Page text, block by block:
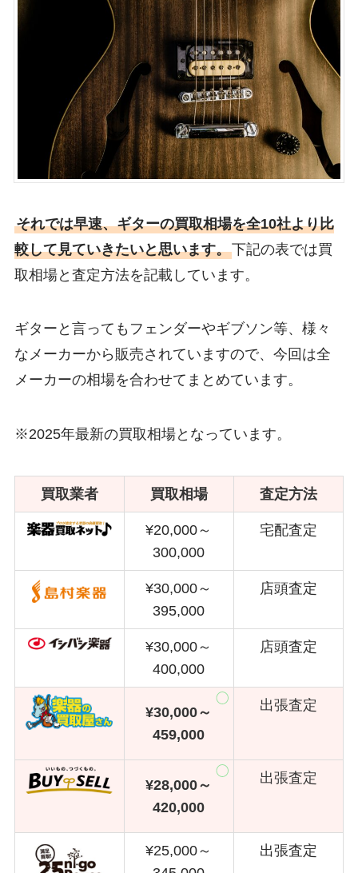
それでは早速、ギターの買取相場を全10社より比
較して見ていきたいと思います。下記の表では買
取相場と査定方法を記載しています。
ギターと言ってもフェンダーやギブソン等、様々
なメーカーから販売されていますので、今回は全
メーカーの相場を合わせてまとめています。
※2025年最新の買取相場となっています。
買取業者 買取相場 査定方法
¥20,000～
300,000
宅配査定
¥30,000～
395,000
店頭査定
¥30,000～
400,000
店頭査定
¥30,000～
459,000
出張査定
¥28,000～
420,000
出張査定
¥25,000～
出張査定